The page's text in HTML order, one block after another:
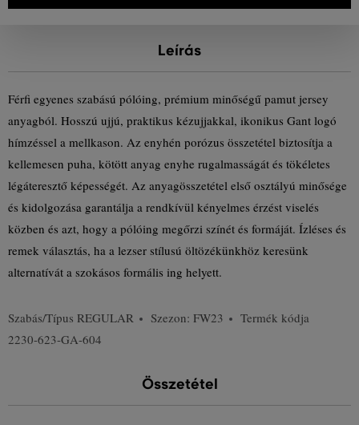
Leírás
Férfi egyenes szabású pólóing, prémium minőségű pamut jersey
anyagból. Hosszú ujjú, praktikus kézujjakkal, ikonikus Gant logó
hímzéssel a mellkason. Az enyhén porózus összetétel biztosítja a
kellemesen puha, kötött anyag enyhe rugalmasságát és tökéletes
légáteresztő képességét. Az anyagösszetétel első osztályú minősége
és kidolgozása garantálja a rendkívül kényelmes érzést viselés
közben és azt, hogy a pólóing megőrzi színét és formáját. Ízléses és
remek választás, ha a lezser stílusú öltözékünkhöz keresünk
alternatívát a szokásos formális ing helyett.
Szabás/Típus REGULAR Szezon: FW23
Termék kódja
2230-623-GA-604
Összetétel